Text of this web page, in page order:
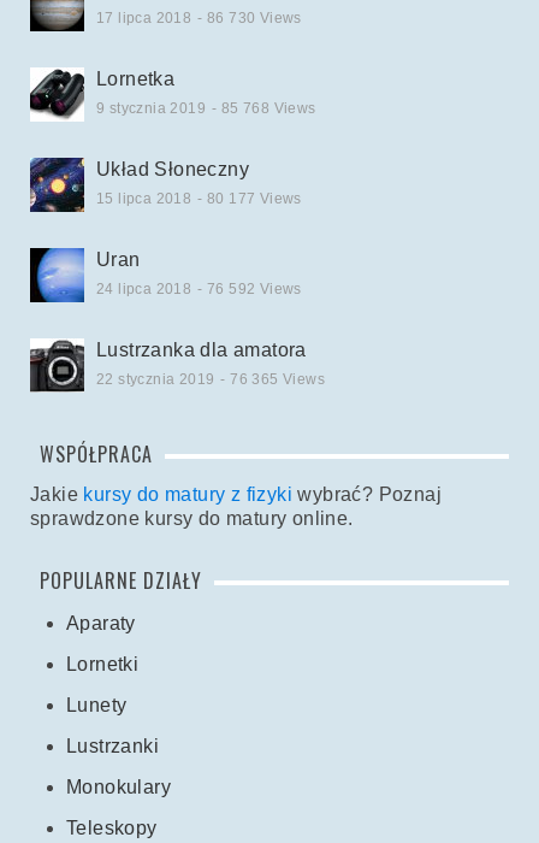
17 lipca 2018 - 86 730 Views
Lornetka
9 stycznia 2019 - 85 768 Views
Układ Słoneczny
15 lipca 2018 - 80 177 Views
Uran
24 lipca 2018 - 76 592 Views
Lustrzanka dla amatora
22 stycznia 2019 - 76 365 Views
WSPÓŁPRACA
Jakie kursy do matury z fizyki wybrać? Poznaj
sprawdzone kursy do matury online.
POPULARNE DZIAŁY
Aparaty
Lornetki
Lunety
Lustrzanki
Monokulary
Teleskopy